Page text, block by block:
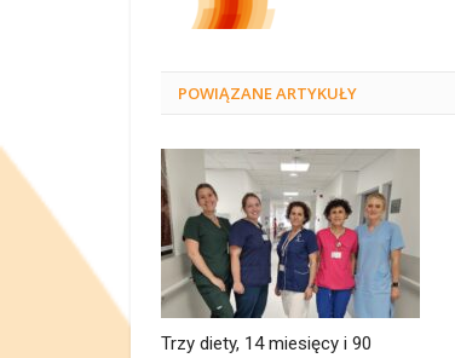
POWIĄZANEARTYKUŁY
Trzy diety, 14 miesięcy i 90